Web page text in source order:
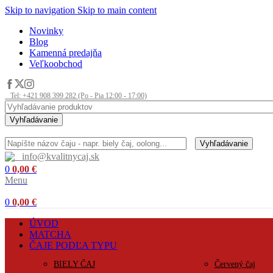
Skip to navigation Skip to main content
Novinky
Blog
Kamenná predajňa
Veľkoobchod
Tel: +421 908 399 282 (Po - Pia 12:00 - 17:00)
Vyhľadávanie
Vyhľadávanie
info@kvalitnycaj.sk
0 0,00 €
Menu
0 0,00 €
ÚVOD
MATCHA
ČAJE PODĽA TYPU
BIELY ČAJ Červený čaj